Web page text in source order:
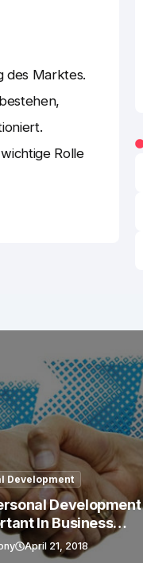
des Marktes.
Rolle
Development
Development
In Business
April 21, 2018